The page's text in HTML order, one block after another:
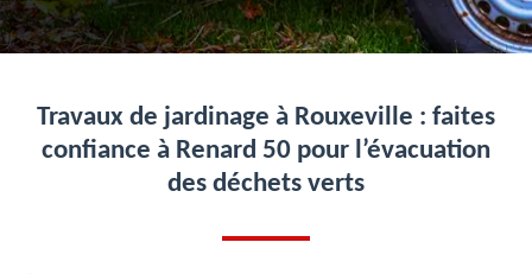
Travaux de jardinage à Rouxeville : faites
confiance à Renard 50 pour l’évacuation
des déchets verts